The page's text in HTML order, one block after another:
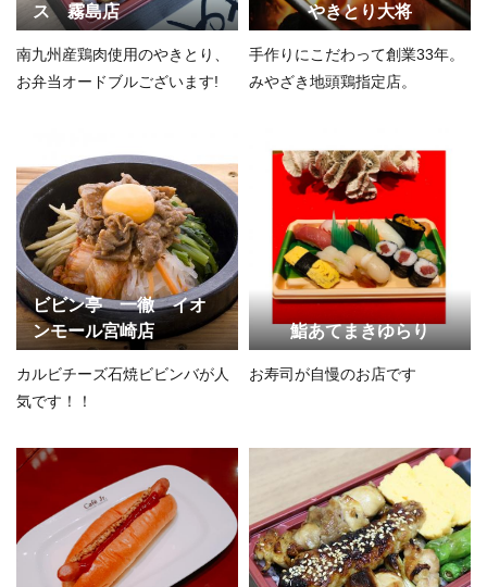
ス 霧島店
南九州産鶏肉使用のやきとり、
お弁当オードブルございます!
やきとり大将
手作りにこだわって創業33年。
みやざき地頭鶏指定店。
ビビン亭 一徹 イオ
ンモール宮崎店
カルビチーズ石焼ビビンバが人
気です！！
鮨あてまきゆらり
お寿司が自慢のお店です